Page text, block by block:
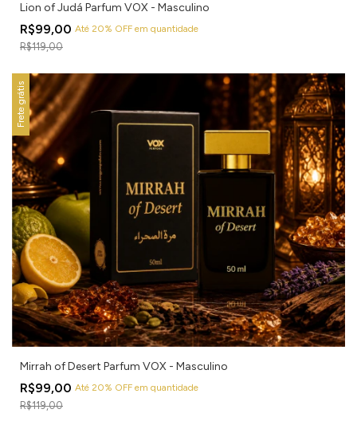
Lion of Judá Parfum VOX - Masculino
R$99,00 Até 20% OFF em quantidade
R$119,00
Frete grátis
Mirrah of Desert Parfum VOX - Masculino
R$99,00 Até 20% OFF em quantidade
R$119,00